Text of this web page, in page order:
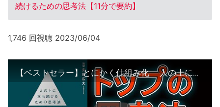
続けるための思考法【11分で要約】
1,746 回視聴 2023/06/04
【ベストセラー】とにかく仕組み化 人の上に立ち続けるための思考法【11分で要約】